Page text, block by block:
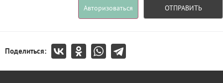
Авторизоваться ОТПРАВИТЬ
Поделиться: